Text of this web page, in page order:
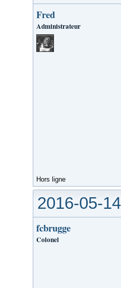
Fred
Administrateur
Hors ligne
2016-05-
fcbrugge
Colonel